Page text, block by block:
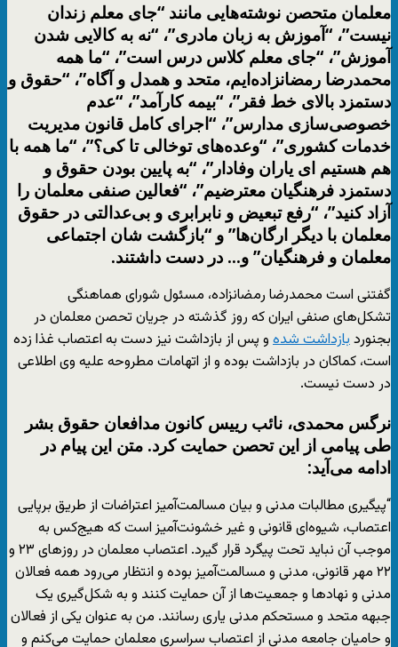
معلمان متحصن نوشته‌هایی مانند “جای معلم زندان
نیست”، “آموزش به زبان مادری”، “نه به کالایی شدن
آموزش”، “جای معلم کلاس درس است”، “ما همه
محمدرضا رمضانزاده‌ایم، متحد و همدل و آگاه”، “حقوق و
دستمزد بالای خط فقر”، “بیمه کارآمد”، “عدم
خصوصی‌سازی مدارس”، “اجرای کامل قانون مدیریت
خدمات کشوری”، “وعده‌های توخالی تا کی؟”، “ما همه با
هم هستیم ای یاران وفادار”، “به پایین بودن حقوق و
دستمزد فرهنگیان معترضیم”، “فعالین صنفی معلمان را
آزاد کنید”، “رفع تبعیض و نابرابری و بی‌عدالتی در حقوق
معلمان با دیگر ارگان‌ها” و “بازگشت شان اجتماعی
معلمان و فرهنگیان” و… در دست داشتند.
گفتنی است محمدرضا رمضانزاده، مسئول شورای هماهنگی
تشکل‌های صنفی ایران که روز گذشته در جریان تحصن معلمان در
بجنوردبازداشت شده و پس از بازداشت نیز دست به اعتصاب غذا زده
است، کماکان در بازداشت بوده و از اتهامات مطروحه علیه وی اطلاعی
در دست نیست.
نرگس محمدی، نائب رییس کانون مدافعان حقوق بشر
طی پیامی از این تحصن حمایت کرد. متن این پیام در
ادامه می‌آید:
“پیگیری مطالبات مدنی و بیان مسالمت‌آمیز اعتراضات از طریق برپایی
اعتصاب، شیوه‌ای قانونی و غیر خشونت‌آمیز است که هیج‌کس به
موجب آن نباید تحت پیگرد قرار گیرد. اعتصاب معلمان در روزهای ۲۳ و
۲۲ مهر قانونی، مدنی و مسالمت‌آمیز بوده و انتظار می‌رود همه فعالان
مدنی و نهادها و جمعیت‌ها از آن حمایت کنند و به شکل‌گیری یک
جبهه متحد و مستحکم مدنی یاری رسانند. من به عنوان یکی از فعالان
و حامیان جامعه مدنی از اعتصاب سراسری معلمان حمایت می‌کنم و